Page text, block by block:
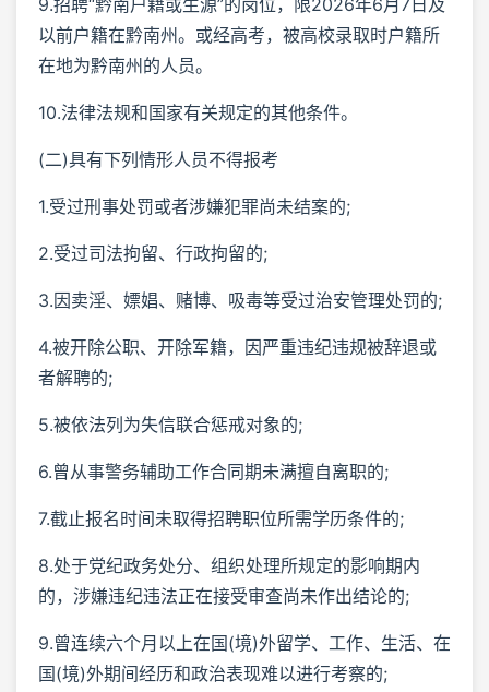
以前户籍在黔南州。或经高考，被高校录取时户籍所
在地为黔南州的人员。
10.法律法规和国家有关规定的其他条件。
(二)具有下列情形人员不得报考
1.受过刑事处罚或者涉嫌犯罪尚未结案的;
2.受过司法拘留、行政拘留的;
3.因卖淫、嫖娼、赌博、吸毒等受过治安管理处罚的;
4.被开除公职、开除军籍，因严重违纪违规被辞退或
者解聘的;
5.被依法列为失信联合惩戒对象的;
6.曾从事警务辅助工作合同期未满擅自离职的;
7.截止报名时间未取得招聘职位所需学历条件的;
8.处于党纪政务处分、组织处理所规定的影响期内
的，涉嫌违纪违法正在接受审查尚未作出结论的;
9.曾连续六个月以上在国(境)外留学、工作、生活、在
国(境)外期间经历和政治表现难以进行考察的;